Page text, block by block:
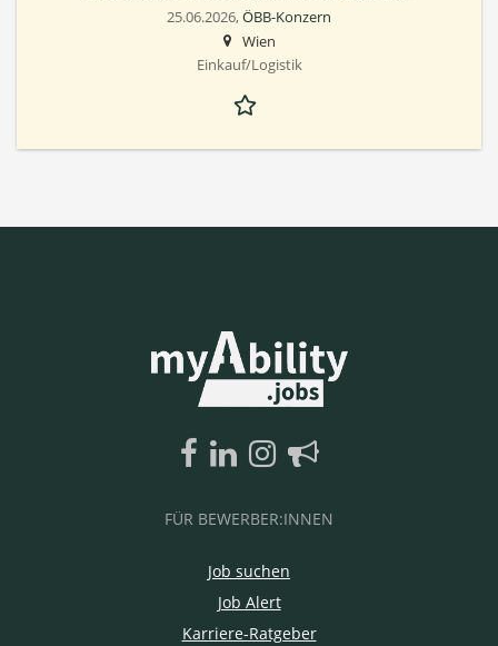
25.06.2026,ÖBB-Konzern
Wien
Einkauf/Logistik
FÜR BEWERBER:INNEN
Job suchen
Job Alert
Karriere-Ratgeber